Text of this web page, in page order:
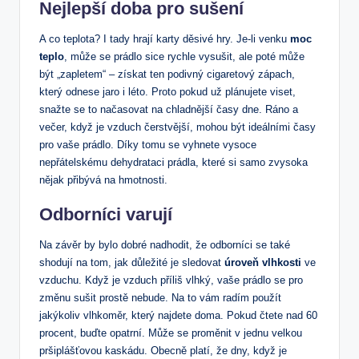
Nejlepší doba pro sušení
A co teplota? I tady hrají karty děsivé hry. Je-li venku moc
teplo, může se prádlo sice rychle vysušit, ale poté může
být „zapletem“ – získat ten podivný cigaretový zápach,
který odnese jaro i léto. Proto pokud už plánujete viset,
snažte se to načasovat na chladnější časy dne. Ráno a
večer, když je vzduch čerstvější, mohou být ideálními časy
pro vaše prádlo. Díky tomu se vyhnete vysoce
nepřátelskému dehydrataci prádla, které si samo zvysoka
nějak přibývá na hmotnosti.
Odborníci varují
Na závěr by bylo dobré nadhodit, že odborníci se také
shodují na tom, jak důležité je sledovat úroveň vlhkosti ve
vzduchu. Když je vzduch příliš vlhký, vaše prádlo se pro
změnu sušit prostě nebude. Na to vám radím použít
jakýkoliv vlhkoměr, který najdete doma. Pokud čtete nad 60
procent, buďte opatrní. Může se proměnit v jednu velkou
pršiplášťovou kaskádu. Obecně platí, že dny, když je